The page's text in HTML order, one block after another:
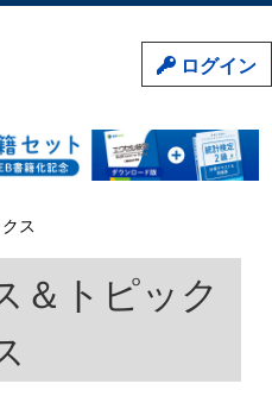
ログイン
ス
＆トピック